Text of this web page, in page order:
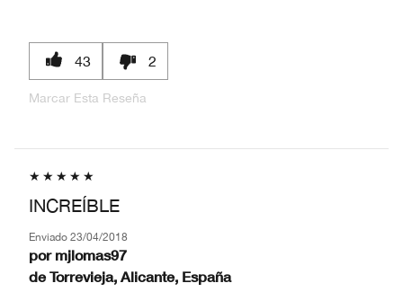
43 2
Marcar Esta Reseña
INCREÍBLE
Enviado 23/04/2018
por mjlomas97
de Torrevieja, Alicante, España